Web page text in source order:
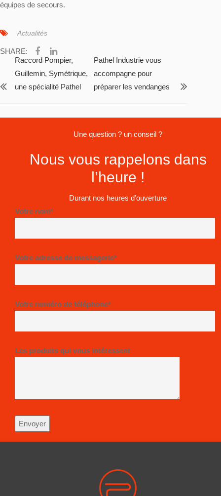
équipes de secours.
Actualités
SHARE:
Raccord Pompier,
Guillemin, Symétrique,
une spécialité Pathel
Pathel Industrie vous
accompagne pour
préparer les vendanges
Une question ? un conseil ?
Nous vous rappelons dans
l’heure !
Durant nos heures d’ouverture
Votre nom*
Votre adresse de messagerie*
Votre numéro de téléphone*
Les produits qui vous intéressent